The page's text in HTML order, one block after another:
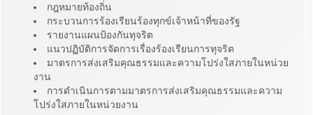
กฎหมายท้องถิ่น
กระบวนการร้องเรียนร้องทุกข์เจ้าหน้าที่ของรัฐ
รายงานแผนป้องกันทุจริต
แนวปฏิบัติการจัดการเรื่องร้องเรียนการทุจริต
มาตรการส่งเสริมคุณธรรมและความโปร่งใสภายในหน่วย
งาน
การดำเนินการตามมาตรการส่งเสริมคุณธรรมและความ
โปร่งใสภายในหน่วยงาน